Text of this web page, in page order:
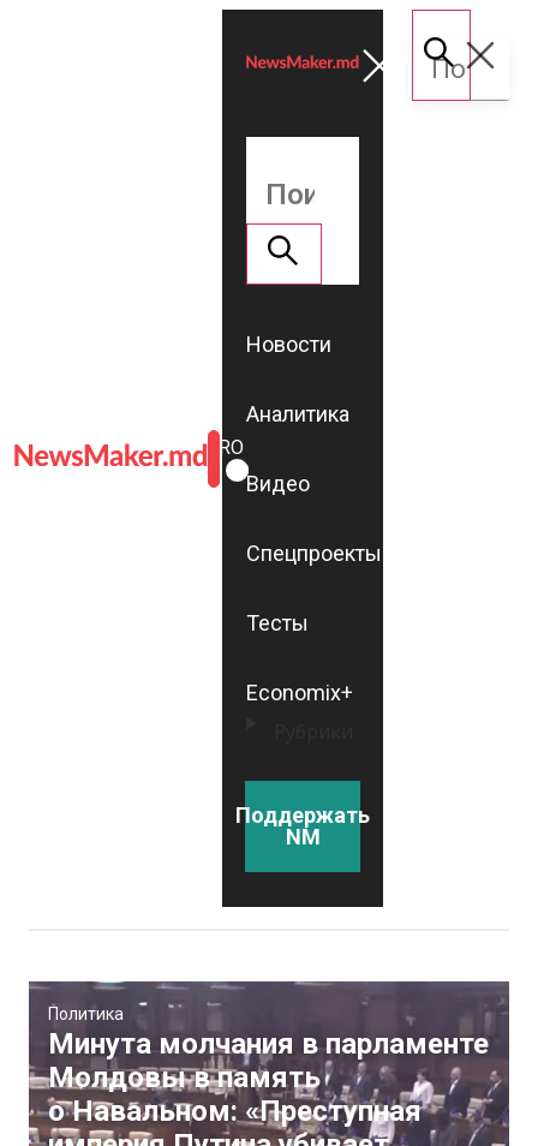
ROMÂNĂ
RU
Новости
Аналитика
Видео
Спецпроекты
Тесты
Economix+
Поддержать
NM
Политика
Минута молчания в парламенте
Молдовы в память
о Навальном: «Преступная